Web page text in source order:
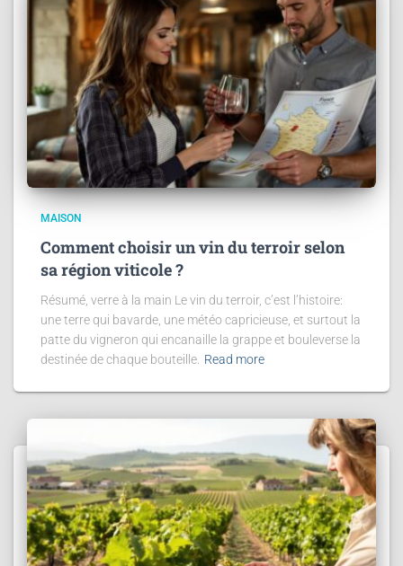
MAISON
Comment choisir un vin du terroir selon
sa région viticole ?
Résumé, verre à la main Le vin du terroir, c’est l’histoire:
une terre qui bavarde, une météo capricieuse, et surtout la
patte du vigneron qui encanaille la grappe et bouleverse la
destinée de chaque bouteille. Read more